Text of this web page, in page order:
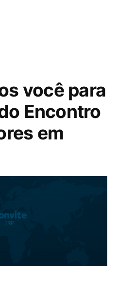
você para
Encontro
em